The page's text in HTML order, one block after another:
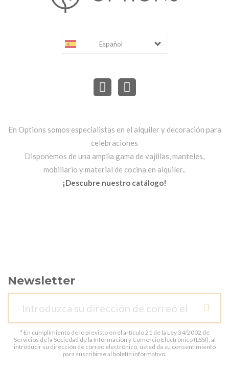
Español
En Options somos especialistas en el alquiler y decoración para
celebraciones
Disponemos de una amplia gama de vajillas, manteles,
mobiliario y material de cocina en alquiler..
¡Descubre nuestro catálogo!
Newsletter
* En cumplimiento de lo previsto en el artículo 21 de la Ley 34/2002 de
Servicios de la Sociedad de la Información y Comercio Electrónico (LSSI), al
introducir su dirección de correo electrónico, usted da su consentimiento
para suscribirse al boletín informativo.